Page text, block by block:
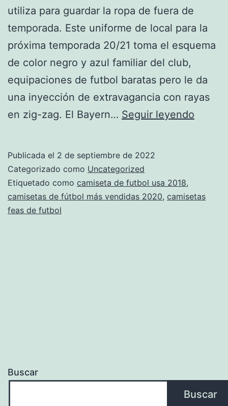
utiliza para guardar la ropa de fuera de
temporada. Este uniforme de local para la
próxima temporada 20/21 toma el esquema
de color negro y azul familiar del club,
equipaciones de futbol baratas pero le da
una inyección de extravagancia con rayas
en zig-zag. El Bayern… Seguir leyendo
Publicada el 2 de septiembre de 2022
Categorizado como Uncategorized
Etiquetado como camiseta de futbol usa 2018,
camisetas de fútbol más vendidas 2020, camisetas
feas de futbol
Buscar
Buscar